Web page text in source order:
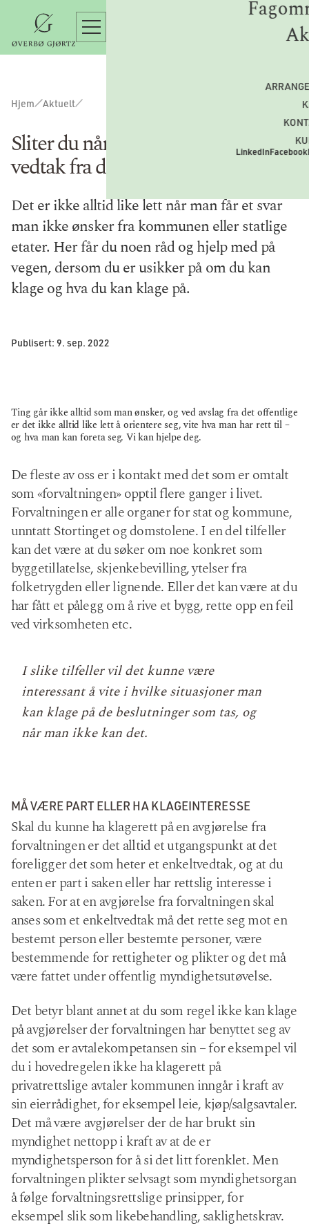
LinkedInFacebook
Hjem Aktuelt
Publisert: 9. sep. 2022
Sliter du når du skal klage på et
vedtak fra det offentlige?
Det er ikke alltid like lett når man får et svar
man ikke ønsker fra kommunen eller statlige
etater. Her får du noen råd og hjelp med på
vegen, dersom du er usikker på om du kan
klage og hva du kan klage på.
Ting går ikke alltid som man ønsker, og ved avslag fra det offentlige
er det ikke alltid like lett å orientere seg, vite hva man har rett til –
og hva man kan foreta seg. Vi kan hjelpe deg.
De fleste av oss er i kontakt med det som er omtalt
som «forvaltningen» opptil flere ganger i livet.
Forvaltningen er alle organer for stat og kommune,
unntatt Stortinget og domstolene. I en del tilfeller
kan det være at du søker om noe konkret som
byggetillatelse, skjenkebevilling, ytelser fra
folketrygden eller lignende. Eller det kan være at du
har fått et pålegg om å rive et bygg, rette opp en feil
ved virksomheten etc.
I slike tilfeller vil det kunne være
interessant å vite i hvilke situasjoner man
kan klage på de beslutninger som tas, og
når man ikke kan det.
MÅ VÆRE PART ELLER HA KLAGEINTERESSE
Skal du kunne ha klagerett på en avgjørelse fra
forvaltningen er det alltid et utgangspunkt at det
foreligger det som heter et enkeltvedtak, og at du
enten er part i saken eller har rettslig interesse i
saken. For at en avgjørelse fra forvaltningen skal
anses som et enkeltvedtak må det rette seg mot en
bestemt person eller bestemte personer, være
bestemmende for rettigheter og plikter og det må
være fattet under offentlig myndighetsutøvelse.
Det betyr blant annet at du som regel ikke kan klage
på avgjørelser der forvaltningen har benyttet seg av
det som er avtalekompetansen sin – for eksempel vil
du i hovedregelen ikke ha klagerett på
privatrettslige avtaler kommunen inngår i kraft av
sin eierrådighet, for eksempel leie, kjøp/salgsavtaler.
Det må være avgjørelser der de har brukt sin
myndighet nettopp i kraft av at de er
myndighetsperson for å si det litt forenklet. Men
forvaltningen plikter selvsagt som myndighetsorgan
å følge forvaltningsrettslige prinsipper, for
eksempel slik som likebehandling, saklighetskrav.